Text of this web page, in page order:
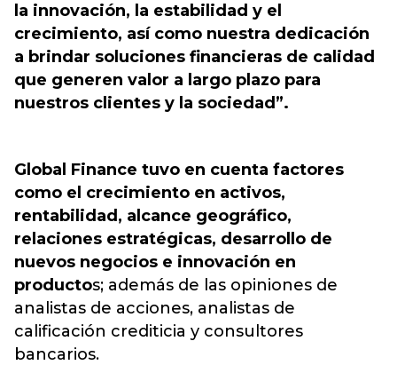
la innovación, la estabilidad y el
crecimiento, así como nuestra dedicación
a brindar soluciones financieras de calidad
que generen valor a largo plazo para
nuestros clientes y la sociedad”.
Global Finance tuvo en cuenta factores
como el crecimiento en activos,
rentabilidad, alcance geográfico,
relaciones estratégicas, desarrollo de
nuevos negocios e innovación en
productos; además de las opiniones de
analistas de acciones, analistas de
calificación crediticia y consultores
bancarios.